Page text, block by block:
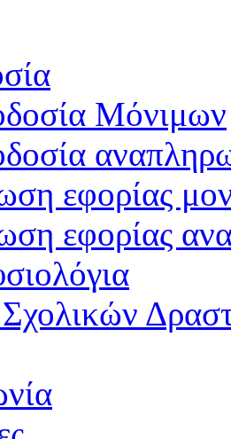
Μόνιμων
εφορίας
εφορίας